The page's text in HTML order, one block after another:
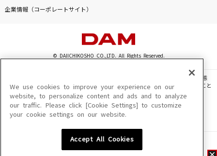
企業情報（コーポレートサイト）
© DAIICHIKOSHO CO.,LTD. All Rights Reserved.
このサイトに掲載されている一切の文章・画像・写真・動画・音声等を、手段や形態
を問わず、著作権法の定める範囲を超えて無断で複製、転載、ファイル化などすること
を禁じます。
楽曲及びコンテンツは、機種によりご利用いただけない場合があります。
楽曲及びコンテンツの配信日、配信内容が変更になる場合があります。
We use cookies to improve your experience on our
website, to personalize content and ads and to analyze
our traffic. Please click [Cookie Settings] to customize
your cookie settings on our website.
Accept All Cookies